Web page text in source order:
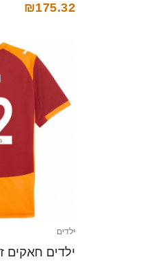
₪175.32
ילדים